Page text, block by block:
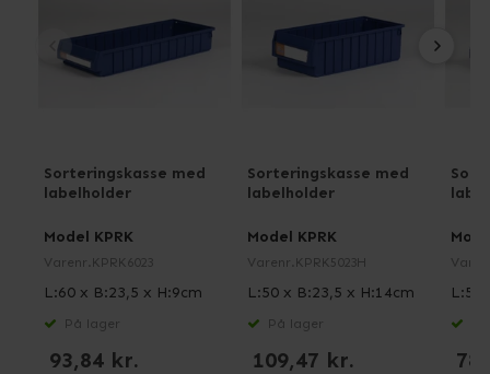
Sorteringskasse med
labelholder
Model KPRK
Varenr. KPRK6023
L:60 x B:23,5 x H:9cm
På lager
93,84 kr.
Sorteringskasse med
labelholder
Model KPRK
Varenr. KPRK5023H
L:50 x B:23,5 x H:14cm
På lager
109,47 kr.
L:50